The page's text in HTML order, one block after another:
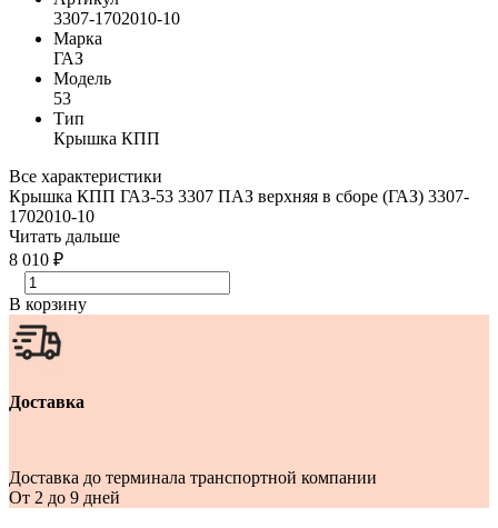
3307-1702010-10
Марка
ГАЗ
Модель
53
Тип
Крышка КПП
Все характеристики
Крышка КПП ГАЗ-53 3307 ПАЗ верхняя в сборе (ГАЗ) 3307-
1702010-10
Читать дальше
8 010 ₽
В корзину
Доставка
Доставка до терминала транспортной компании
От 2 до 9 дней